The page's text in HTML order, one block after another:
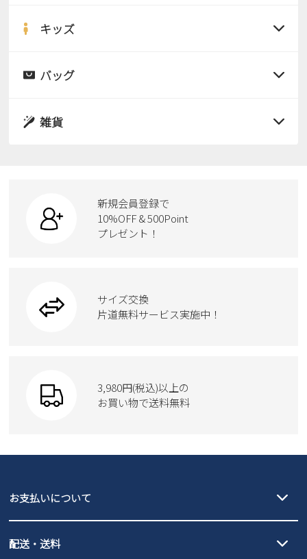
サンダル
スニーカー
カジュアルシューズ
ワークシューズ
ウェア
moz
サンダル
ローファー
ブーツ
Parade
GAP
キッズ
サンダル
スクール
new balance
瞬足
バッグ
ボディバッグ
ハンドバッグ
トートバッグ
雑貨
ケア用品
新規会員登録で
10%OFF & 500Point
プレゼント！
サイズ交換
片道無料サービス実施中！
3,980円(税込)以上の
お買い物で送料無料
お支払いについて
PayPay（オンライン決済）、代金引換のご利用が可能です。
配送・送料